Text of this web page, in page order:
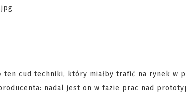
ten cud techniki, który miałby trafić na rynek w
nadal jest on w fazie prac nad